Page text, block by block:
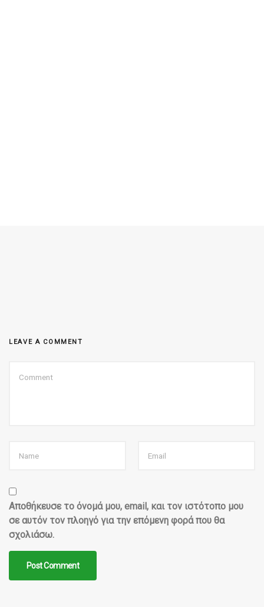
LEAVE A COMMENT
Αποθήκευσε το όνομά μου, email, και τον ιστότοπο μου
σε αυτόν τον πλοηγό για την επόμενη φορά που θα
σχολιάσω.